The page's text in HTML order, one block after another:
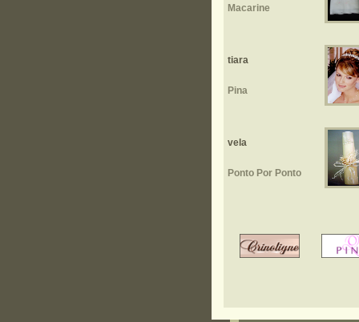
Macarine
tiara
Pina
vela
Ponto Por Ponto